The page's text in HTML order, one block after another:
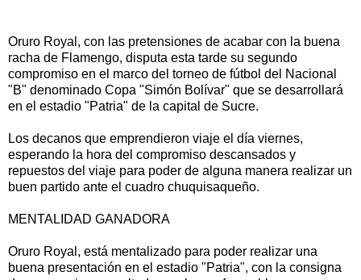
Oruro Royal, con las pretensiones de acabar con la buena
racha de Flamengo, disputa esta tarde su segundo
compromiso en el marco del torneo de fútbol del Nacional
"B" denominado Copa "Simón Bolívar" que se desarrollará
en el estadio "Patria" de la capital de Sucre.
Los decanos que emprendieron viaje el día viernes,
esperando la hora del compromiso descansados y
repuestos del viaje para poder de alguna manera realizar un
buen partido ante el cuadro chuquisaqueño.
MENTALIDAD GANADORA
Oruro Royal, está mentalizado para poder realizar una
buena presentación en el estadio "Patria", con la consigna